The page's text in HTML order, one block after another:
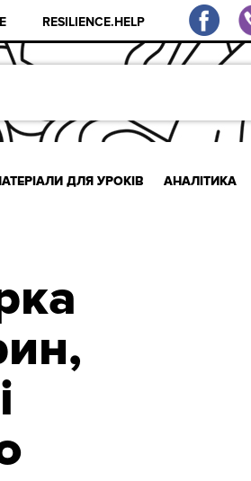
RESILIENCE.HELP
ДЛЯ УРОКІВ АНАЛІТИКА